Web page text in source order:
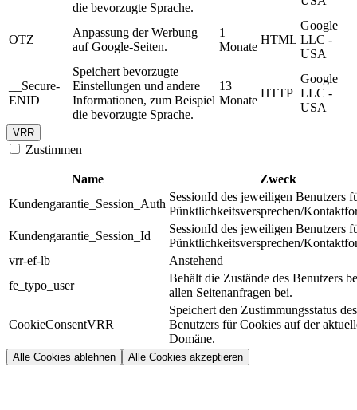
die bevorzugte Sprache.
OTZ
Anpassung der Werbung
auf Google-Seiten.
1
Monate
HTML
Google
LLC -
USA
__Secure-
ENID
Speichert bevorzugte
Einstellungen und andere
Informationen, zum Beispiel
die bevorzugte Sprache.
13
Monate
HTTP
Google
LLC -
USA
VRR
Zustimmen
Name
Zweck
Kundengarantie_Session_Auth
SessionId des jeweiligen Benutzers
Pünktlichkeitsversprechen/
Kundengarantie_Session_Id
SessionId des jeweiligen Benutzers
Pünktlichkeitsversprechen/
vrr-ef-lb
Anstehend
fe_typo_user
Behält die Zustände des Benutzers
allen Seitenanfragen bei.
CookieConsentVRR
Speichert den Zustimmungsstatus des
Benutzers für Cookies auf der
Domäne.
Alle Cookies ablehnen Alle Cookies akzeptieren